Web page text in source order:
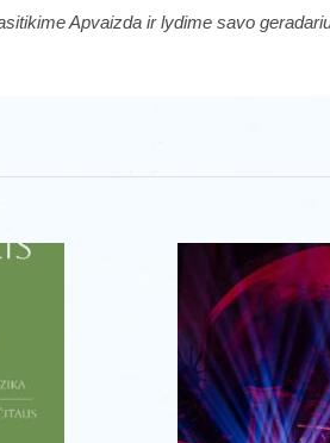
Apvaizda ir lydime savo